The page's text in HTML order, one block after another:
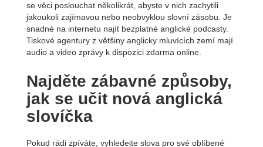
se věci poslouchat několikrát, abyste v nich zachytili
jakoukoli zajímavou nebo neobvyklou slovní zásobu. Je
snadné na internetu najít bezplatné anglické podcasty.
Tiskové agentury z většiny anglicky mluvících zemí mají
audio a video zprávy k dispozici zdarma online.
Najděte zábavné způsoby,
jak se učit nová anglická
slovíčka
Pokud rádi zpíváte, vyhledejte slova pro své oblíbené